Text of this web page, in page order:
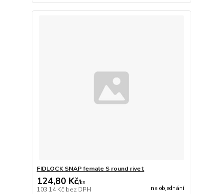
FIDLOCK SNAP female S round rivet
124,80 Kč/ks
103,14 Kč bez DPH na objednání